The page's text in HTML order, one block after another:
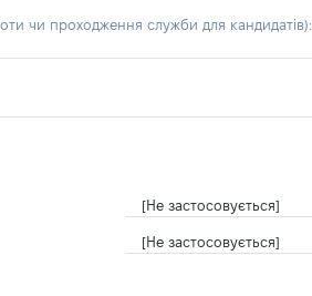
чи проходження служби для кандидатів):
[Не застосовується]
[Не застосовується]